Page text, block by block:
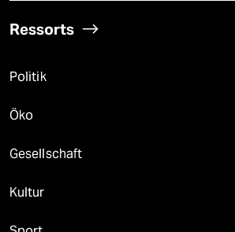
Ressorts
Politik
Öko
Gesellschaft
Kultur